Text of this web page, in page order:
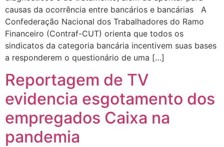
causas da ocorrência entre bancários e bancárias A
Confederação Nacional dos Trabalhadores do Ramo
Financeiro (Contraf-CUT) orienta que todos os
sindicatos da categoria bancária incentivem suas bases
a responderem o questionário de uma […]
Reportagem de TV
evidencia esgotamento dos
empregados Caixa na
pandemia